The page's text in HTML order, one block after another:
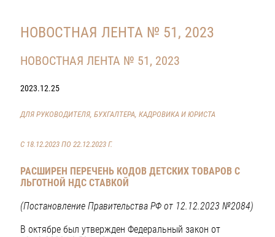
НОВОСТНАЯ ЛЕНТА № 51, 2023
НОВОСТНАЯ ЛЕНТА № 51, 2023
2023.12.25
ДЛЯ РУКОВОДИТЕЛЯ, БУХГАЛТЕРА, КАДРОВИКА И ЮРИСТА
С 18.12.2023 ПО 22.12.2023 Г.
РАСШИРЕН ПЕРЕЧЕНЬ КОДОВ ДЕТСКИХ ТОВАРОВ С
ЛЬГОТНОЙ НДС СТАВКОЙ
(Постановление Правительства РФ от 12.12.2023 №2084)
В октябре был утвержден Федеральный закон от